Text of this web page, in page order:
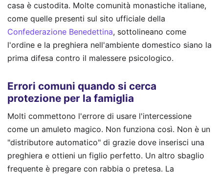
casa è custodita. Molte comunità monastiche italiane,
come quelle presenti sul sito ufficiale della
Confederazione Benedettina, sottolineano come
l'ordine e la preghiera nell'ambiente domestico siano la
prima difesa contro il malessere psicologico.
Errori comuni quando si cerca
protezione per la famiglia
Molti commettono l'errore di usare l'intercessione
come un amuleto magico. Non funziona così. Non è un
"distributore automatico" di grazie dove inserisci una
preghiera e ottieni un figlio perfetto. Un altro sbaglio
frequente è pregare con rabbia o pretesa. La